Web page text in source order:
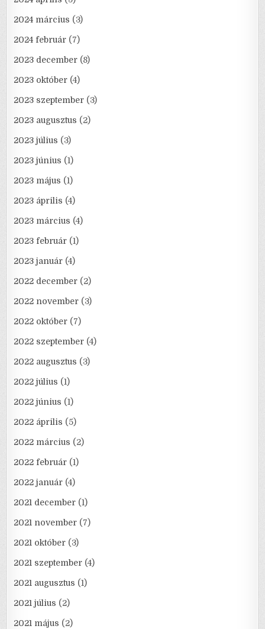
2024 március (3)
2024 február (7)
2023 december (8)
2023 október (4)
2023 szeptember (3)
2023 augusztus (2)
2023 július (3)
2023 június (1)
2023 május (1)
2023 április (4)
2023 március (4)
2023 február (1)
2023 január (4)
2022 december (2)
2022 november (3)
2022 október (7)
2022 szeptember (4)
2022 augusztus (3)
2022 július (1)
2022 június (1)
2022 április (5)
2022 március (2)
2022 február (1)
2022 január (4)
2021 december (1)
2021 november (7)
2021 október (3)
2021 szeptember (4)
2021 augusztus (1)
2021 július (2)
2021 május (2)